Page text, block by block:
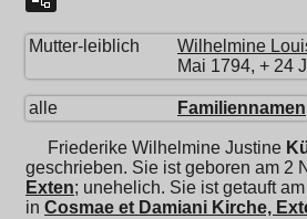
Mutter-leiblich Wilhelmine
Mai 1794, + 24
alle Familiennamen
Friederike Wilhelmine Justine
geschrieben. Sie ist geboren am 2
Exten; unehelich. Sie ist getauft
in Cosmae et Damiani Kirche,